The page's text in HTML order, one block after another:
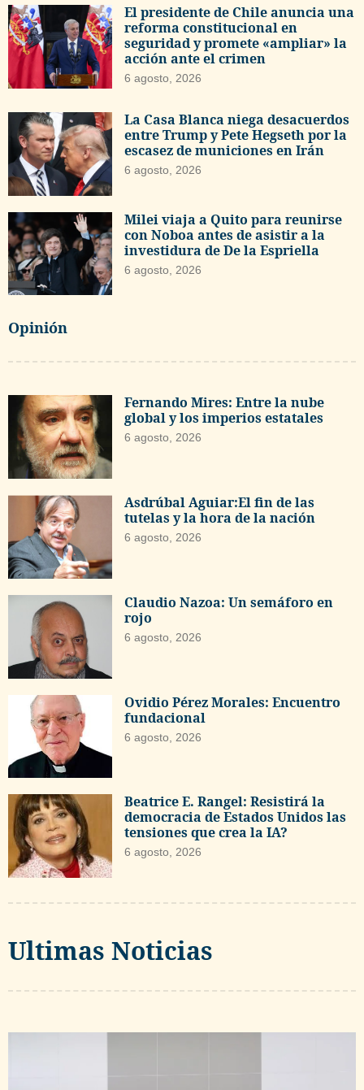
El presidente de Chile anuncia una
reforma constitucional en
seguridad y promete «ampliar» la
acción ante el crimen
6 agosto, 2026
La Casa Blanca niega desacuerdos
entre Trump y Pete Hegseth por la
escasez de municiones en Irán
6 agosto, 2026
Milei viaja a Quito para reunirse
con Noboa antes de asistir a la
investidura de De la Espriella
6 agosto, 2026
Opinión
Fernando Mires: Entre la nube
global y los imperios estatales
6 agosto, 2026
Asdrúbal Aguiar:El fin de las
tutelas y la hora de la nación
6 agosto, 2026
Claudio Nazoa: Un semáforo en
rojo
6 agosto, 2026
Ovidio Pérez Morales: Encuentro
fundacional
6 agosto, 2026
Beatrice E. Rangel: Resistirá la
democracia de Estados Unidos las
tensiones que crea la IA?
6 agosto, 2026
Ultimas Noticias